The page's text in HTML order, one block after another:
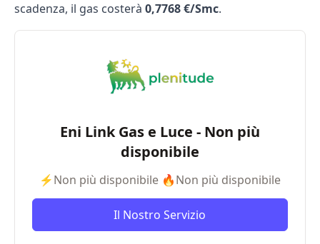
scadenza, il gas costerà 0,7768 €/Smc.
Eni Link Gas e Luce - Non più
disponibile
⚡Non più disponibile 🔥Non più disponibile
Il Nostro Servizio